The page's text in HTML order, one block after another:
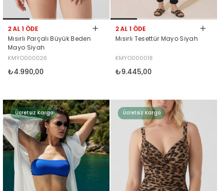
2 AL 1 ÖDE
Mısırlı Parçalı Büyük Beden
Mayo Siyah
KMYO000026
₺4.990,00
2 AL 1 ÖDE
Mısırlı Tesettür Mayo Siyah
KMYO000018
₺9.445,00
Ücretsiz Kargo Ücretsiz Kargo